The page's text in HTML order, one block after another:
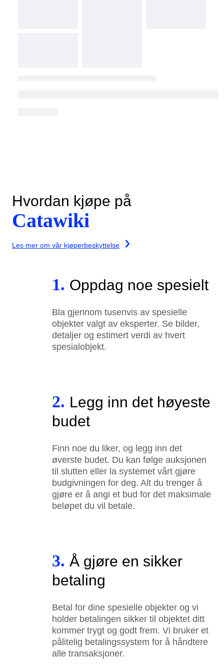
Hvordan kjøpe på
Catawiki
Les mer om vår kjøperbeskyttelse
1. Oppdag noe spesielt
Bla gjennom tusenvis av spesielle
objekter valgt av eksperter. Se bilder,
detaljer og estimert verdi av hvert
spesialobjekt.
2. Legg inn det høyeste
budet
Finn noe du liker, og legg inn det
øverste budet. Du kan følge auksjonen
til slutten eller la systemet vårt gjøre
budgivningen for deg. Alt du trenger å
gjøre er å angi et bud for det maksimale
beløpet du vil betale.
3. Å gjøre en sikker
betaling
Betal for dine spesielle objekter og vi
holder betalingen sikker til objektet ditt
kommer trygt og godt frem. Vi bruker et
pålitelig betalingssystem for å håndtere
alle transaksjoner.